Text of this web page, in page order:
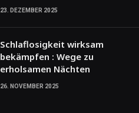
23. DEZEMBER 2025
Schlaflosigkeit wirksam
bekämpfen : Wege zu
erholsamen Nächten
26. NOVEMBER 2025